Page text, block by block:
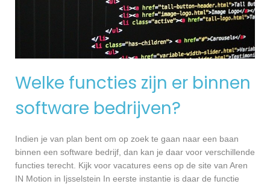
Welke functies zijn er binnen
software bedrijven?
Indien je van plan bent om op zoek te gaan naar een baan
binnen een software bedrijf, dan kan je daar voor verschillende
functies terecht. Kijk voor vacatures eens op de site van Aren
IN Motion in Ijsselstein In eerste instantie is daar de functie